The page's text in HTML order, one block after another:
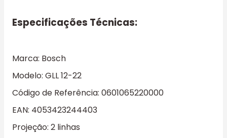
Especificações Técnicas:
Marca: Bosch
Modelo: GLL 12-22
Código de Referência: 0601065220000
EAN: 4053423244403
Projeção: 2 linhas